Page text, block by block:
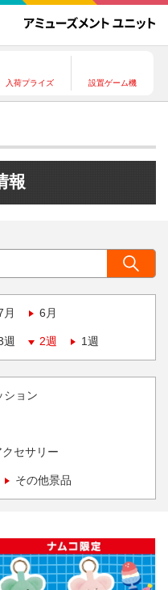
入荷プライズ 設置ゲーム機
報
月 6月
週 2週 1週
ション
セサリー
その他景品